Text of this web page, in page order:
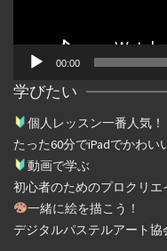
00:00
学びたい
個人レッスン一番人気！
たった60分でiPadでかわい
動画で学ぶ
初心者のためのプロクリエ
一緒に絵を描こう！
デジタルパステルアート協